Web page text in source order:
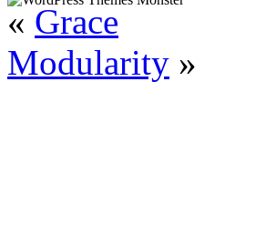
« Grace
Modularity »